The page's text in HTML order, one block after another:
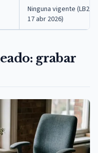
Ninguna vigente
17 abr 2026)
grabar